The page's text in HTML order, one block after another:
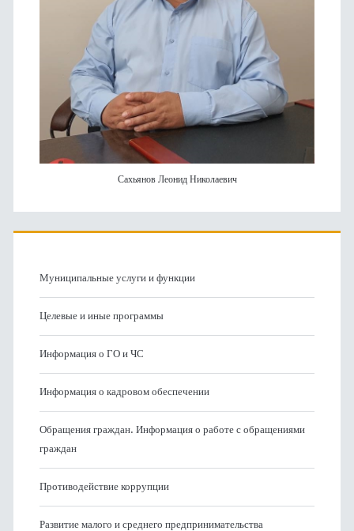
Сахьянов Леонид Николаевич
Муниципальные услуги и функции
Целевые и иные программы
Информация о ГО и ЧС
Информация о кадровом обеспечении
Обращения граждан. Информация о работе с обращениями
граждан
Противодействие коррупции
Развитие малого и среднего предпринимательства